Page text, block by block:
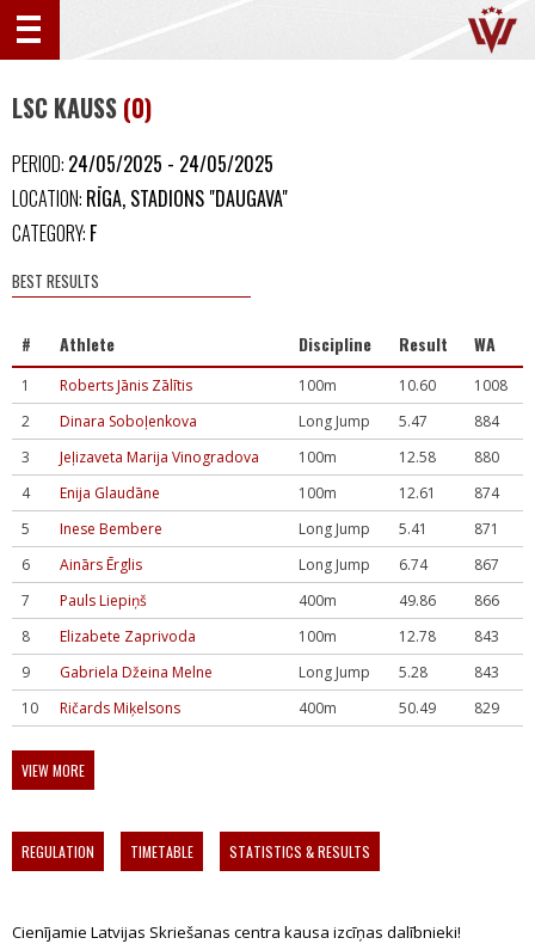
LSC KAUSS (0)
PERIOD: 24/05/2025 - 24/05/2025
LOCATION: RĪGA, STADIONS "DAUGAVA"
CATEGORY: F
BEST RESULTS
# Athlete Discipline Result WA
1 Roberts Jānis Zālītis 100m 10.60
1008
2
Dinara Soboļenkova Long Jump 5.47
884
3
Jeļizaveta Marija Vinogradova 100m 12.58
880
4
Enija Glaudāne 100m 12.61
874
5
Inese Bembere Long Jump 5.41
871
6
Ainārs Ērglis Long Jump 6.74
867
7
Pauls Liepiņš 400m 49.86
866
8
Elizabete Zaprivoda 100m 12.78
843
9
Gabriela Džeina Melne Long Jump 5.28
843
10
Ričards Miķelsons 400m 50.49 829
VIEW MORE
REGULATION TIMETABLE STATISTICS & RESULTS
Cienījamie Latvijas Skriešanas centra kausa izcīņas dalībnieki!